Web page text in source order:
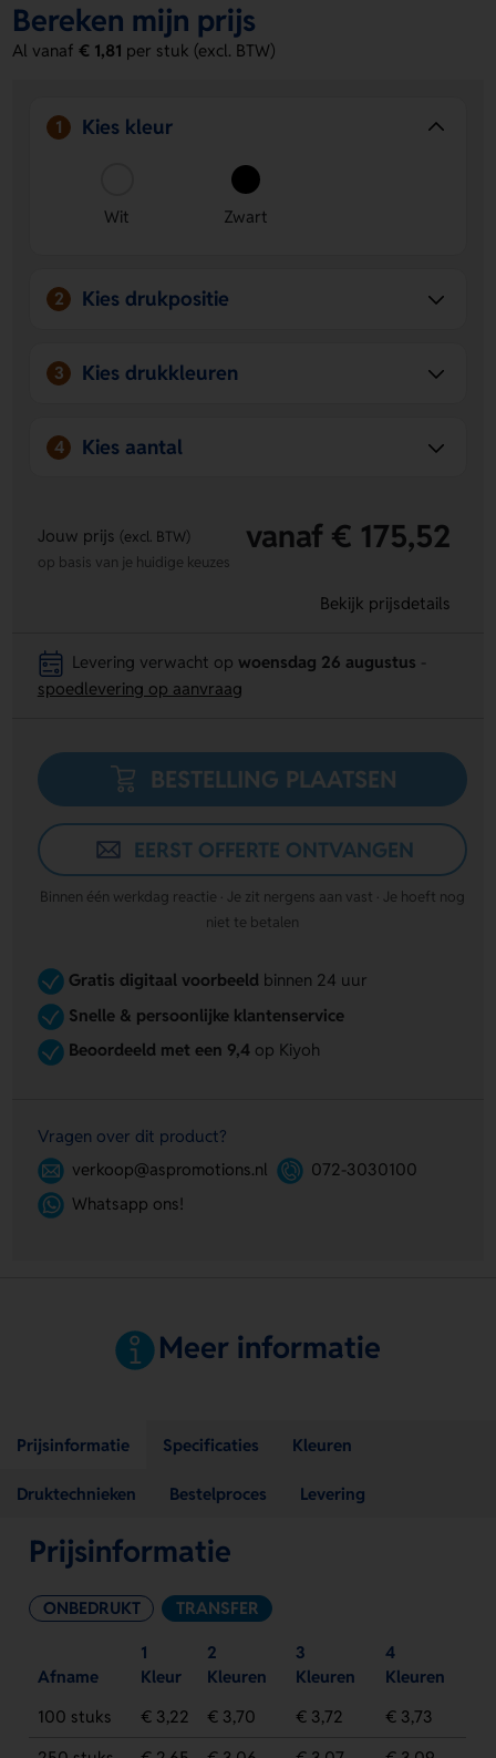
een prijs op.
Voordelen van de Jean Poli Strohoed
eigen ontwerp aanbrengen op de band.
Keuze uit Wit en Zwart.
jouw look of gelegenheid.
De strohoed geeft een speelse
en zomerse uitstraling.
Bereken mijn prijs
Al vanaf€ 1,81 per stuk (excl. BTW)
1 Kies kleur
Wit Zwart
2 Kies drukpositie
3 Kies drukkleuren
4 Kies aantal
Jouw prijs (excl. BTW) vanaf € 175,52
op basis van je huidige keuzes
Bekijk prijsdetails
Levering verwacht op woensdag 26 augustus
spoedlevering op aanvraag
BESTELLING PLAATSEN
EERST OFFERTE ONTVANGEN
Binnen één werkdag reactie · Je zit nergens aan vast · Je hoeft nog
niet te betalen
Gratis digitaal voorbeeld binnen 24 uur
Snelle & persoonlijke klantenservice
Beoordeeld met een 9,4op Kiyoh
Vragen over dit product?
verkoop@aspromotions.nl
072-3030100
Whatsapp ons!
Meer informatie
Prijsinformatie Specificaties Kleuren
Druktechnieken Bestelproces Levering
Prijsinformatie
ONBEDRUKT TRANSFER
Afname
1
Kleur
2
Kleuren
3
Kleuren
4
Kleuren
100 stuks
€ 3,22 € 3,70 € 3,72
€ 3,73